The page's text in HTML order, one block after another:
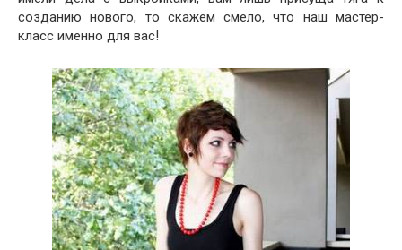
созданию нового, то скажем смело, что наш мастер-
класс именно для вас!